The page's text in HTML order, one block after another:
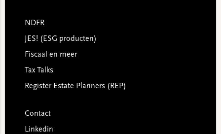
NDFR
JES! (ESG producten)
Fiscaal en meer
Tax Talks
Register Estate Planners (REP)
Contact
Linkedin